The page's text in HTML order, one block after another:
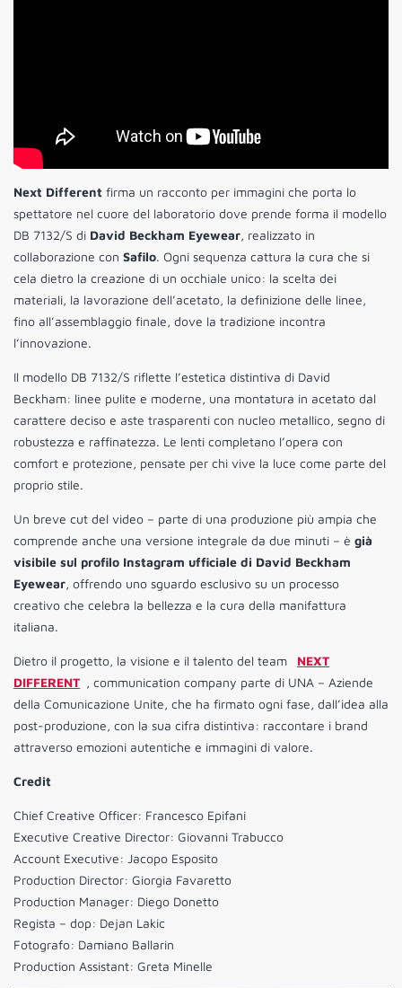
Next Different firma un racconto per immagini che porta lo
spettatore nel cuore del laboratorio dove prende forma il modello
DB 7132/S di David Beckham Eyewear, realizzato in
collaborazione con Safilo. Ogni sequenza cattura la cura che si
cela dietro la creazione di un occhiale unico: la scelta dei
materiali, la lavorazione dell’acetato, la definizione delle linee,
fino all’assemblaggio finale, dove la tradizione incontra
l’innovazione.
Il modello DB 7132/S riflette l’estetica distintiva di David
Beckham: linee pulite e moderne, una montatura in acetato dal
carattere deciso e aste trasparenti con nucleo metallico, segno di
robustezza e raffinatezza. Le lenti completano l’opera con
comfort e protezione, pensate per chi vive la luce come parte del
proprio stile.
Un breve cut del video – parte di una produzione più ampia che
comprende anche una versione integrale da due minuti – è già
visibile sul profilo Instagram ufficiale di David Beckham
Eyewear, offrendo uno sguardo esclusivo su un processo
creativo che celebra la bellezza e la cura della manifattura
italiana.
Dietro il progetto, la visione e il talento del team
NEXT
DIFFERENT , communication company parte di UNA – Aziende
della Comunicazione Unite, che ha firmato ogni fase, dall’idea alla
post-produzione, con la sua cifra distintiva: raccontare i brand
attraverso emozioni autentiche e immagini di valore.
Credit
Chief Creative Officer: Francesco Epifani
Executive Creative Director: Giovanni Trabucco
Account Executive: Jacopo Esposito
Production Director: Giorgia Favaretto
Production Manager: Diego Donetto
Regista – dop: Dejan Lakic
Fotografo: Damiano Ballarin
Production Assistant: Greta Minelle